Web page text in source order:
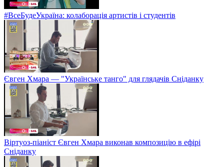
#ВсеБудеУкраїна: колаборація артистів і студентів
Євген Хмара — "Українське танго" для глядачів Сніданку
Віртуоз-піаніст Євген Хмара виконав композицію в ефірі
Сніданку